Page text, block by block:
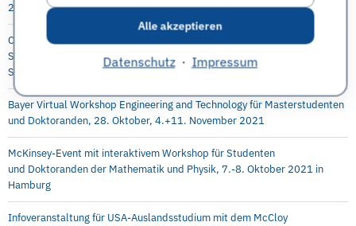
Alle akzeptieren
Datenschutz· Impressum
2021, online
Capgemini Invent: Virtueller Karriere Workshop in Digital Engineering für
Studenten, Absolventen, Doktoranden, Young Professionals 29.
September 2021
Bayer Virtual Workshop Engineering and Technology für Masterstudenten
und Doktoranden, 28. Oktober, 4.+11. November 2021
McKinsey-Event mit interaktivem Workshop für Studenten
und Doktoranden der Mathematik und Physik, 7.-8. Oktober 2021 in
Hamburg
Infoveranstaltung für USA-Auslandsstudium mit dem McCloy